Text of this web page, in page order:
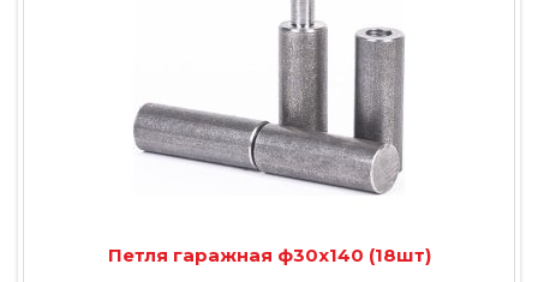
Петля гаражная ф30х140 (18шт)